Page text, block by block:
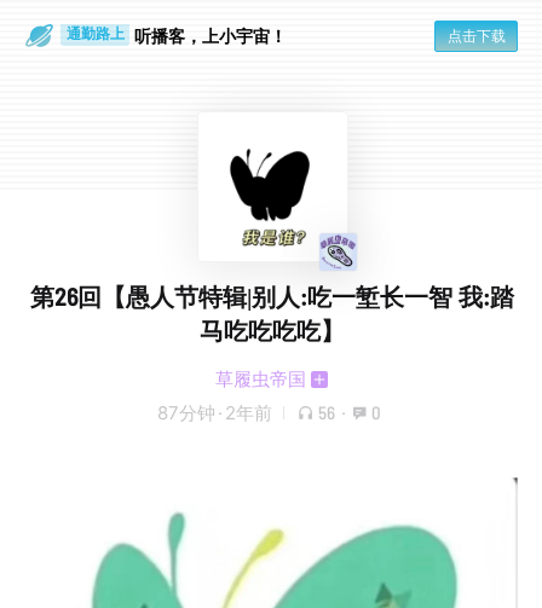
通勤路上 听播客，上小宇宙！ 点击下载
第26回【愚人节特辑|别人:吃一堑长一智 我:踏
马吃吃吃吃】
草履虫帝国
87分钟 · 2年前 56 · 0